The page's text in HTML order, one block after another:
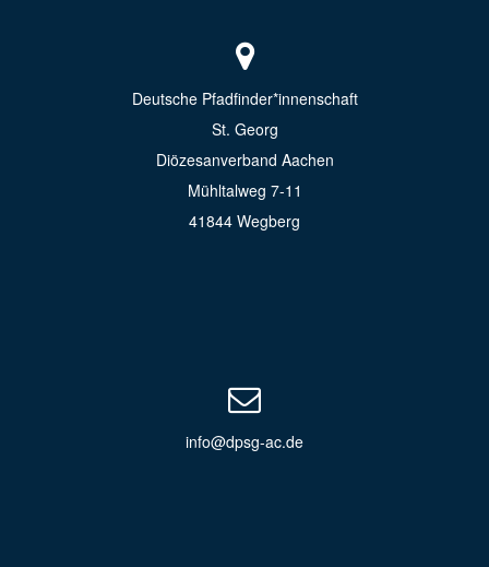
Deutsche Pfadfinder*innenschaft
St. Georg
Diözesanverband Aachen
Mühltalweg 7-11
41844 Wegberg
info@dpsg-ac.de